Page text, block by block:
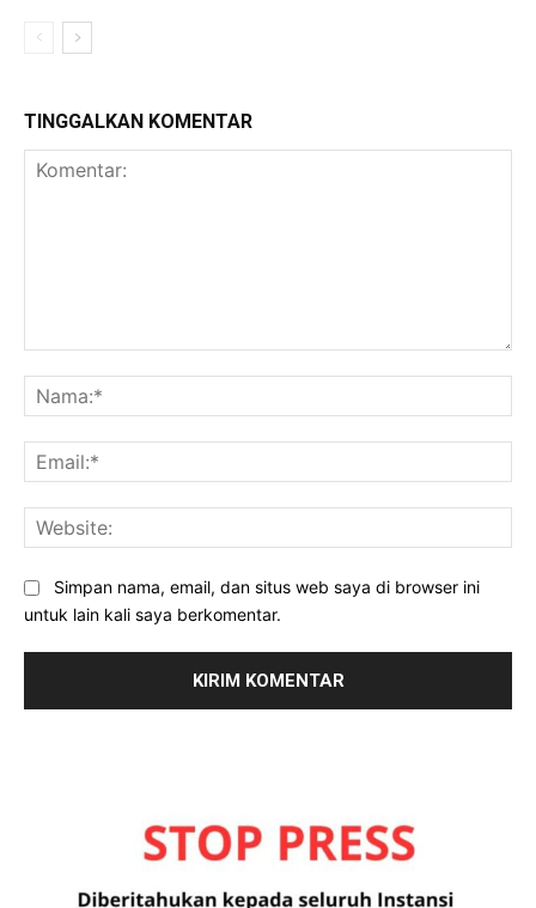
TINGGALKAN KOMENTAR
Simpan nama, email, dan situs web saya di browser ini
untuk lain kali saya berkomentar.